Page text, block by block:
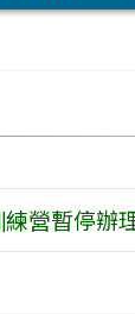
營暫停辦